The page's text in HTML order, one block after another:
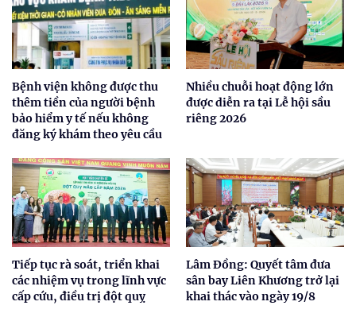
Bệnh viện không được thu
thêm tiền của người bệnh
bảo hiểm y tế nếu không
đăng ký khám theo yêu cầu
Nhiều chuỗi hoạt động lớn
được diễn ra tại Lễ hội sầu
riêng 2026
Tiếp tục rà soát, triển khai
các nhiệm vụ trong lĩnh vực
cấp cứu, điều trị đột quỵ
Lâm Đồng: Quyết tâm đưa
sân bay Liên Khương trở lại
khai thác vào ngày 19/8